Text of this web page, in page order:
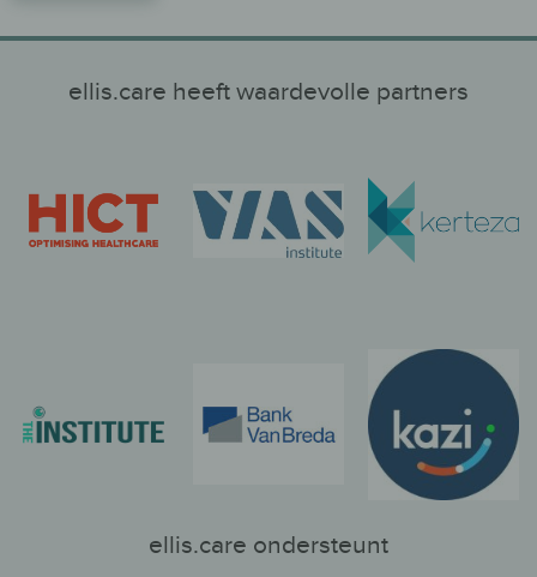
ellis.care heeft waardevolle partners
ellis.care ondersteunt